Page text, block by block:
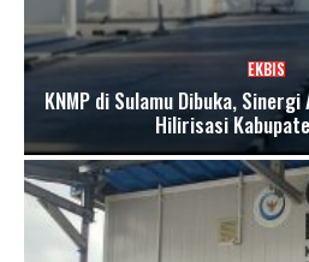
EKBIS
KNMP di Sulamu Dibuka,
Hilirisasi